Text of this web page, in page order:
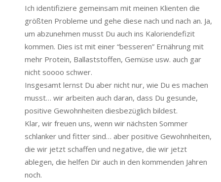
Ich identifiziere gemeinsam mit meinen Klienten die
größten Probleme und gehe diese nach und nach an. Ja,
um abzunehmen musst Du auch ins Kaloriendefizit
kommen. Dies ist mit einer “besseren” Ernährung mit
mehr Protein, Ballaststoffen, Gemüse usw. auch gar
nicht soooo schwer.
Insgesamt lernst Du aber nicht nur, wie Du es machen
musst… wir arbeiten auch daran, dass Du gesunde,
positive Gewohnheiten diesbezüglich bildest.
Klar, wir freuen uns, wenn wir nächsten Sommer
schlanker und fitter sind… aber positive Gewohnheiten,
die wir jetzt schaffen und negative, die wir jetzt
ablegen, die helfen Dir auch in den kommenden Jahren
noch.